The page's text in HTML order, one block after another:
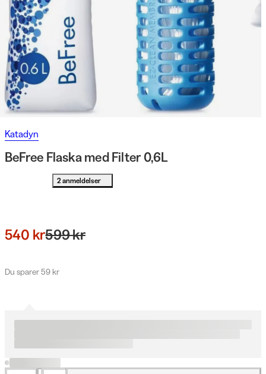
Katadyn
BeFree Flaska med Filter 0,6L
2 anmeldelser
540 kr599 kr
Du sparer 59 kr